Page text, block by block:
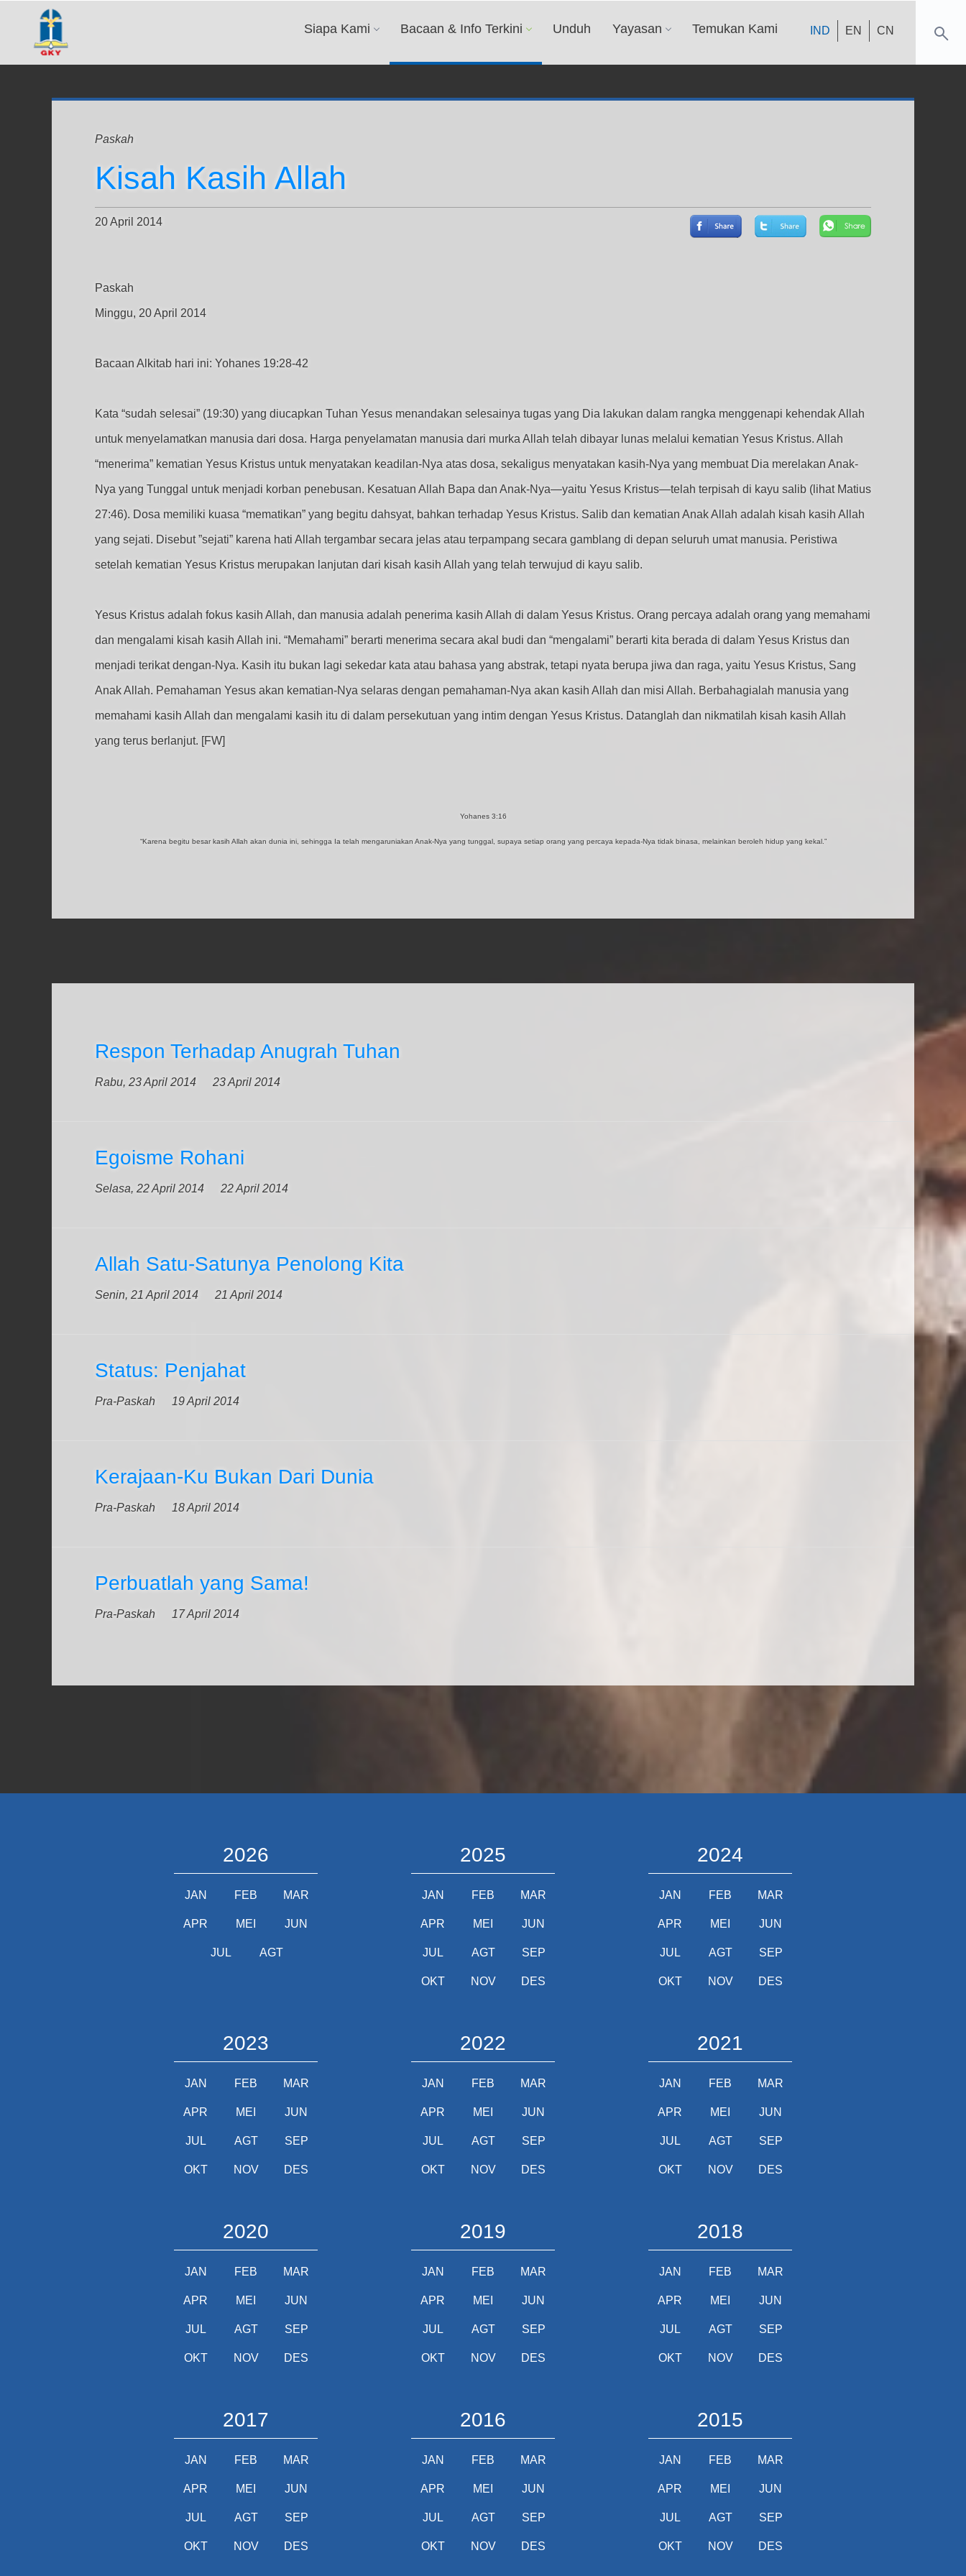
IND EN CN
Siapa Kami Bacaan & Info Terkini Unduh Yayasan Temukan Kami
Paskah
Kisah Kasih Allah
20 April 2014
Paskah
Minggu, 20 April 2014
Bacaan Alkitab hari ini: Yohanes 19:28-42
Kata “sudah selesai” (19:30) yang diucapkan Tuhan Yesus menandakan selesainya tugas yang Dia lakukan dalam rangka menggenapi kehendak Allah
untuk menyelamatkan manusia dari dosa. Harga penyelamatan manusia dari murka Allah telah dibayar lunas melalui kematian Yesus Kristus. Allah
“menerima” kematian Yesus Kristus untuk menyatakan keadilan-Nya atas dosa, sekaligus menyatakan kasih-Nya yang membuat Dia merelakan Anak-
Nya yang Tunggal untuk menjadi korban penebusan. Kesatuan Allah Bapa dan Anak-Nya—yaitu Yesus Kristus—telah terpisah di kayu salib (lihat Matius
27:46). Dosa memiliki kuasa “mematikan” yang begitu dahsyat, bahkan terhadap Yesus Kristus. Salib dan kematian Anak Allah adalah kisah kasih Allah
yang sejati. Disebut ”sejati” karena hati Allah tergambar secara jelas atau terpampang secara gamblang di depan seluruh umat manusia. Peristiwa
setelah kematian Yesus Kristus merupakan lanjutan dari kisah kasih Allah yang telah terwujud di kayu salib.
Yesus Kristus adalah fokus kasih Allah, dan manusia adalah penerima kasih Allah di dalam Yesus Kristus. Orang percaya adalah orang yang memahami
dan mengalami kisah kasih Allah ini. “Memahami” berarti menerima secara akal budi dan “mengalami” berarti kita berada di dalam Yesus Kristus dan
menjadi terikat dengan-Nya. Kasih itu bukan lagi sekedar kata atau bahasa yang abstrak, tetapi nyata berupa jiwa dan raga, yaitu Yesus Kristus, Sang
Anak Allah. Pemahaman Yesus akan kematian-Nya selaras dengan pemahaman-Nya akan kasih Allah dan misi Allah. Berbahagialah manusia yang
memahami kasih Allah dan mengalami kasih itu di dalam persekutuan yang intim dengan Yesus Kristus. Datanglah dan nikmatilah kisah kasih Allah
yang terus berlanjut. [FW]
Yohanes 3:16
“Karena begitu besar kasih Allah akan dunia ini, sehingga Ia telah mengaruniakan Anak-Nya yang tunggal, supaya setiap orang yang percaya kepada-Nya tidak binasa, melainkan beroleh hidup yang kekal.”
Respon Terhadap Anugrah Tuhan
Rabu, 23 April 2014 23 April 2014
Egoisme Rohani
Selasa, 22 April 2014 22 April 2014
Allah Satu-Satunya Penolong Kita
Senin, 21 April 2014 21 April 2014
Status: Penjahat
Pra-Paskah 19 April 2014
Kerajaan-Ku Bukan Dari Dunia
Pra-Paskah 18 April 2014
Perbuatlah yang Sama!
Pra-Paskah 17 April 2014
2026
JAN FEB MAR
APR MEI JUN
JUL AGT
2025
JAN FEB MAR
APR MEI JUN
JUL AGT SEP
OKT NOV DES
2024
JAN FEB MAR
APR MEI JUN
JUL AGT SEP
OKT NOV DES
2023
JAN FEB MAR
APR MEI JUN
JUL AGT SEP
OKT NOV DES
2022
JAN FEB MAR
APR MEI JUN
JUL AGT SEP
OKT NOV DES
2021
JAN FEB MAR
APR MEI JUN
JUL AGT SEP
OKT NOV DES
2020
JAN FEB MAR
APR MEI JUN
JUL AGT SEP
OKT NOV DES
2019
JAN FEB MAR
APR MEI JUN
JUL AGT SEP
OKT NOV DES
2018
JAN FEB MAR
APR MEI JUN
JUL AGT SEP
OKT NOV DES
2017
JAN FEB MAR
APR MEI JUN
JUL AGT SEP
OKT NOV DES
2016
JAN FEB MAR
APR MEI JUN
JUL AGT SEP
OKT NOV DES
2015
JAN FEB MAR
APR MEI JUN
JUL AGT SEP
OKT NOV DES